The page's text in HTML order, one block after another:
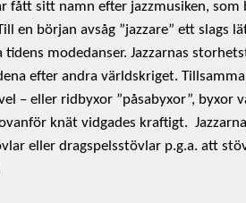
fått sitt namn efter jazzmusiken,
en början avsåg ”jazzare” ett slags
tidens modedanser. Jazzarnas
efter andra världskriget.
– eller ridbyxor ”påsabyxor”, byxor
knät vidgades kraftigt.
eller dragspelsstövlar p.g.a. att